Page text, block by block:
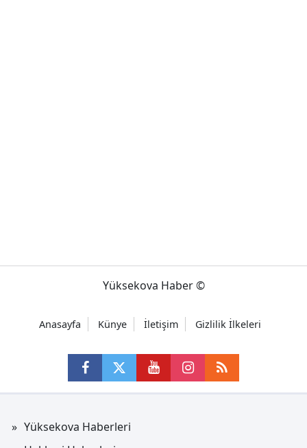
Yüksekova Haber ©
Anasayfa Künye İletişim Gizlilik İlkeleri
Yüksekova Haberleri